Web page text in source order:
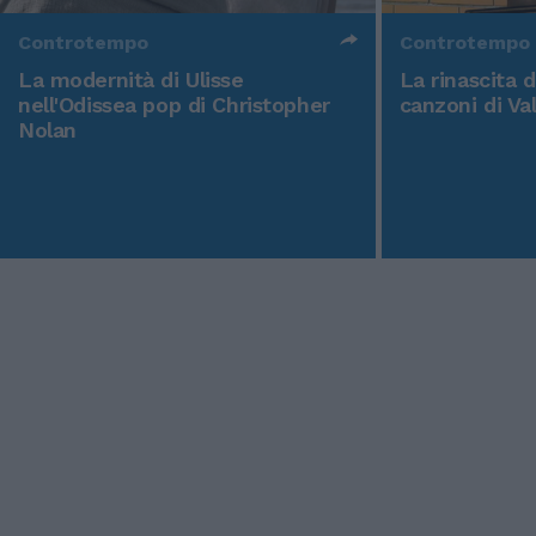
Controtempo
La modernità di Ulisse
nell'Odissea pop di Christopher
Nolan
Controtempo
La rinascita
canzoni di